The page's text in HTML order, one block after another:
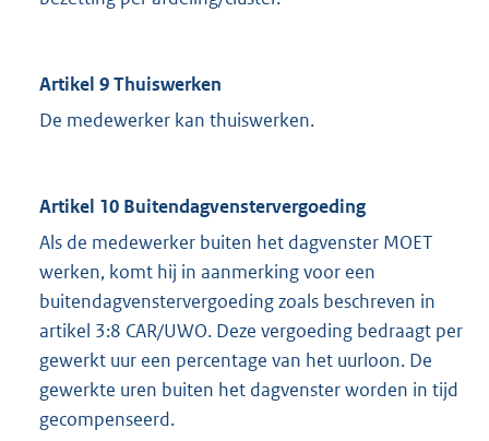
Artikel 9 Thuiswerken
De medewerker kan thuiswerken.
Artikel 10 Buitendagvenstervergoeding
Als de medewerker buiten het dagvenster MOET
werken, komt hij in aanmerking voor een
buitendagvenstervergoeding zoals beschreven in
artikel 3:8 CAR/UWO. Deze vergoeding bedraagt per
gewerkt uur een percentage van het uurloon. De
gewerkte uren buiten het dagvenster worden in tijd
gecompenseerd.